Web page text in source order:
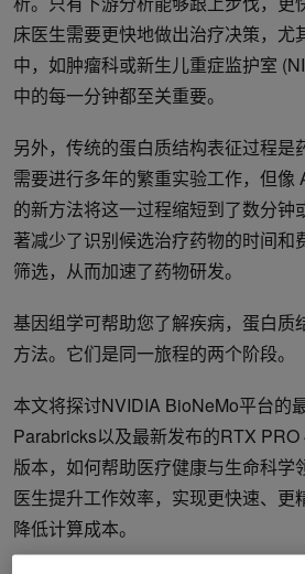
床医生需要更快地做出治疗决策，尤
中，如肿瘤科或新生儿重症监护室
中的每一分钟都至关重要。
另外，传统的蛋白质结构表征过程是
需要进行多年的繁重实验工作，但像
的新方法将这一过程缩短到了数分钟
著减少了识别候选治疗药物的时间和
筛选，从而加速了药物研发。
基因组学可帮助您了解疾病，蛋白质
方法。它们是同一旅程的两个阶段。
本文将探讨NVIDIA BioNeMo平台的
Parabricks以及最新发布的RTX
版本，如何帮助医疗健康与生命科学
医生提升工作效率，实现更快速、更
降低计算成本。